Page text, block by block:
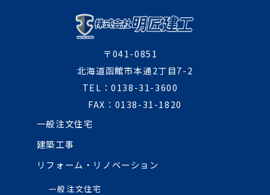
〒041-0851
北海道函館市本通2丁目7-2
TEL：0138-31-3600
FAX：0138-31-1820
一般注文住宅
建築工事
リフォーム・リノベーション
一般注文住宅